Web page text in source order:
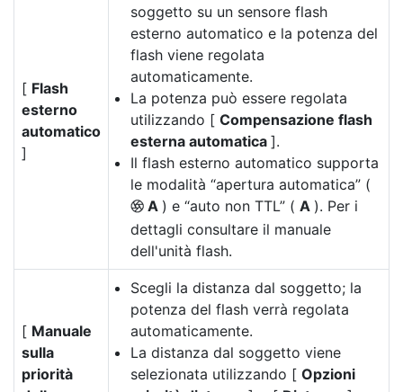
[ Flash
esterno
automatico
]
soggetto su un sensore flash
esterno automatico e la potenza del
flash viene regolata
automaticamente.
La potenza può essere regolata
utilizzando [ Compensazione flash
esterna automatica ].
Il flash esterno automatico supporta
le modalità “apertura automatica” (
q A ) e “auto non TTL” ( A ). Per i
dettagli consultare il manuale
dell'unità flash.
[ Manuale
sulla
priorità
Scegli la distanza dal soggetto; la
potenza del flash verrà regolata
automaticamente.
La distanza dal soggetto viene
selezionata utilizzando [ Opzioni